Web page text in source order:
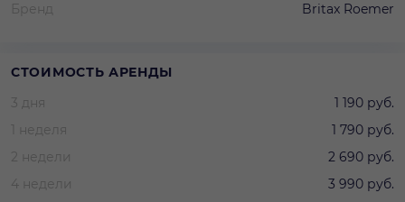
Бренд
Britax Roemer
СТОИМОСТЬ АРЕНДЫ
3 дня
1 190 руб.
1 неделя
1 790 руб.
2 недели
2 690 руб.
4 недели
3 990 руб.